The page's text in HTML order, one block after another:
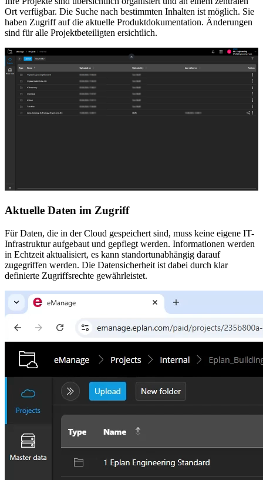
Ort verfügbar. Die Suche nach bestimmten Inhalten ist möglich. Sie
haben Zugriff auf die aktuelle Produktdokumentation. Änderungen
sind für alle Projektbeteiligten ersichtlich.
Aktuelle Daten im Zugriff
Für Daten, die in der Cloud gespeichert sind, muss keine eigene IT-
Infrastruktur aufgebaut und gepflegt werden. Informationen werden
in Echtzeit aktualisiert, es kann standortunabhängig darauf
zugegriffen werden. Die Datensicherheit ist dabei durch klar
definierte Zugriffsrechte gewährleistet.